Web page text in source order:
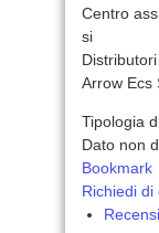
Centro
si
Distributori
Arrow Ecs
Tipologia
Dato non
Bookmark
Richiedi